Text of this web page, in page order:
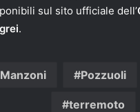
sul sito ufficiale dell’
.
Pozzuoli
terremoto